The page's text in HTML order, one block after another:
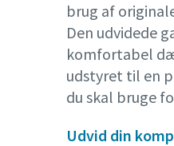
brug af
Den udvidede
komfortabel
udstyret til en
du skal bruge
Udvid din